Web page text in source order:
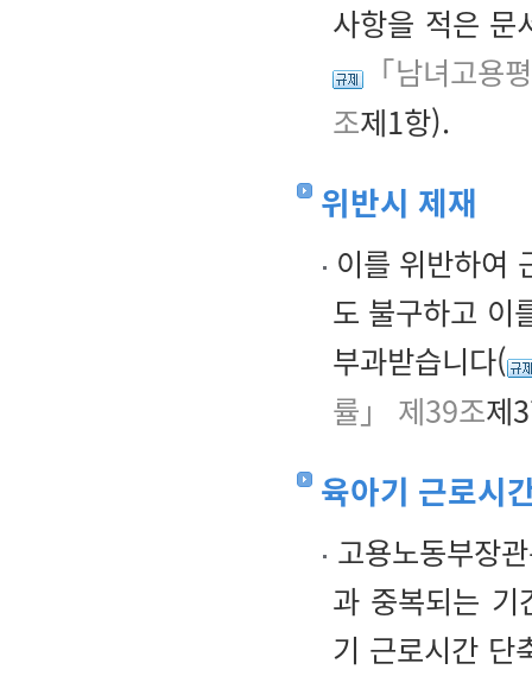
사항을 적은 문
「남녀고용
조제1항).
위반시 제재
이를 위반하여
도 불구하고 이
부과받습니다(
률」 제39조제
육아기 근로시
고용노동부장
과 중복되는 기
기 근로시간